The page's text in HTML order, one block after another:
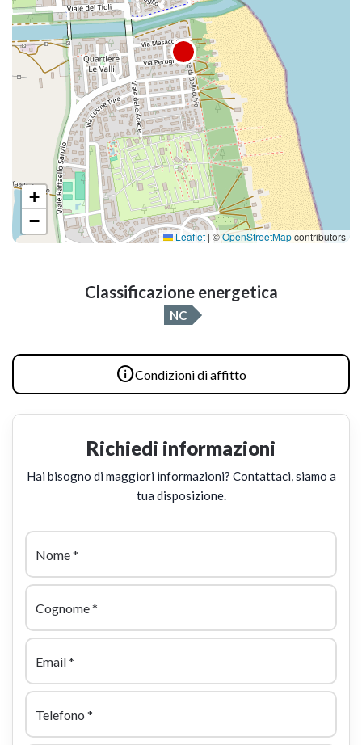
+
−
Leaflet | ©OpenStreetMapcontributors
Classificazione energetica
NC
Condizioni di affitto
Richiedi informazioni
Hai bisogno di maggiori informazioni? Contattaci, siamo a
tua disposizione.
Nome*
Cognome*
Email*
Telefono *